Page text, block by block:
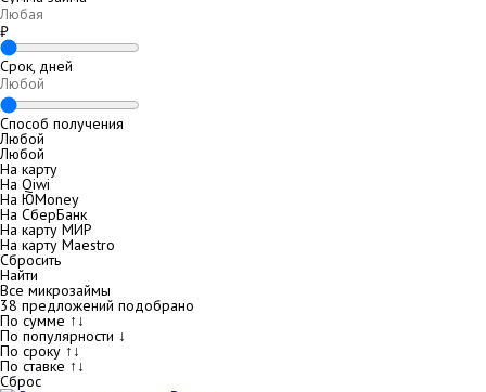
₽
Срок, дней
Способ получения
Любой
Любой
На карту
На Qiwi
На ЮMoney
На СберБанк
На карту МИР
На карту Maestro
Сбросить
Найти
Все микрозаймы
38 предложений подобрано
По сумме ↑↓
По популярности ↓
По сроку ↑↓
По ставке ↑↓
Сброс